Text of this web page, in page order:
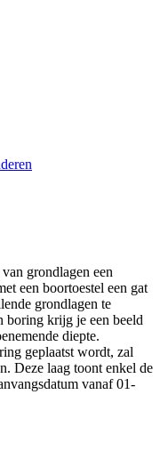
grondlagen een
een boortoestel een gat
grondlagen te
boring krijg je een beeld
diepte.
geplaatst wordt, zal
Deze laag toont enkel de
vanaf 01-